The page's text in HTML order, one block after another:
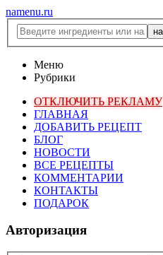
namenu.ru
Меню
Рубрики
ОТКЛЮЧИТЬ РЕКЛАМУ
ГЛАВНАЯ
ДОБАВИТЬ РЕЦЕПТ
БЛОГ
НОВОСТИ
ВСЕ РЕЦЕПТЫ
КОММЕНТАРИИ
КОНТАКТЫ
ПОДАРОК
Авторизация